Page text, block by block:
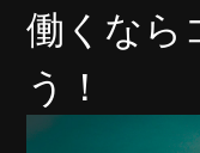
働くなら
う！